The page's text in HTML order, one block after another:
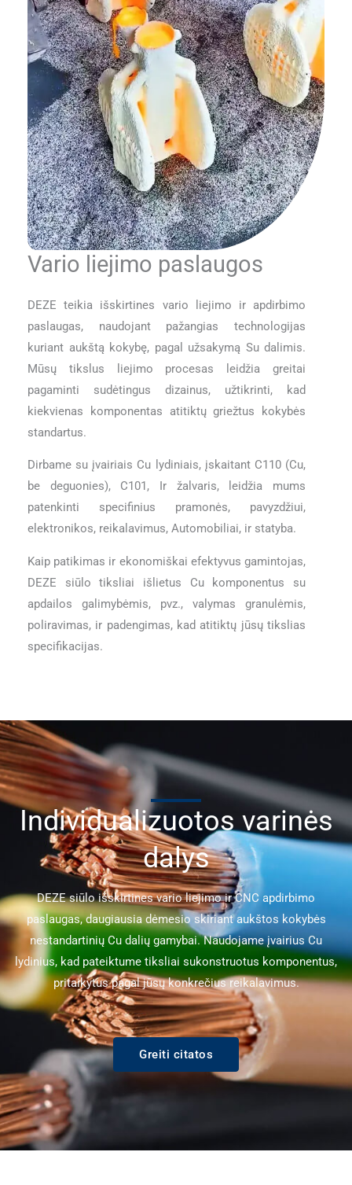
Vario liejimo paslaugos
DEZE teikia išskirtines vario liejimo ir apdirbimo
paslaugas, naudojant pažangias technologijas
kuriant aukštą kokybę, pagal užsakymą Su dalimis.
Mūsų tikslus liejimo procesas leidžia greitai
pagaminti sudėtingus dizainus, užtikrinti, kad
kiekvienas komponentas atitiktų griežtus kokybės
standartus.
Dirbame su įvairiais Cu lydiniais, įskaitant C110 (Cu,
be deguonies), C101, Ir žalvaris, leidžia mums
patenkinti specifinius pramonės, pavyzdžiui,
elektronikos, reikalavimus, Automobiliai, ir statyba.
Kaip patikimas ir ekonomiškai efektyvus gamintojas,
DEZE siūlo tiksliai išlietus Cu komponentus su
apdailos galimybėmis, pvz., valymas granulėmis,
poliravimas, ir padengimas, kad atitiktų jūsų tikslias
specifikacijas.
Individualizuotos varinės
dalys
DEZE siūlo išskirtines vario liejimo ir CNC apdirbimo
paslaugas, daugiausia dėmesio skiriant aukštos kokybės
nestandartinių Cu dalių gamybai. Naudojame įvairius Cu
lydinius, kad pateiktume tiksliai sukonstruotus komponentus,
pritaikytus pagal jūsų konkrečius reikalavimus.
Greiti citatos